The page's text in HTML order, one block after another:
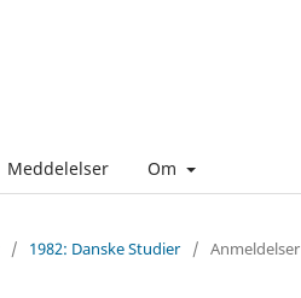
Meddelelser Om
/ 1982: Danske Studier / Anmeldelser